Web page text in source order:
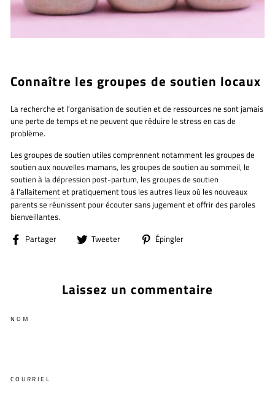
Connaître les groupes de soutien locaux
La recherche et l'organisation de soutien et de ressources ne sont jamais
une perte de temps et ne peuvent que réduire le stress en cas de
problème.
Les groupes de soutien utiles comprennent notamment les groupes de
soutien aux nouvelles mamans, les groupes de soutien au sommeil, le
soutien à la dépression post-partum, les groupes de soutien
à l'allaitementet pratiquement tous les autres lieux où les nouveaux
parents se réunissent pour écouter sans jugement et offrir des paroles
bienveillantes.
Partager
PartagerTweeter
TweeterÉpingler
Laissez un commentaire
NOM
COURRIEL